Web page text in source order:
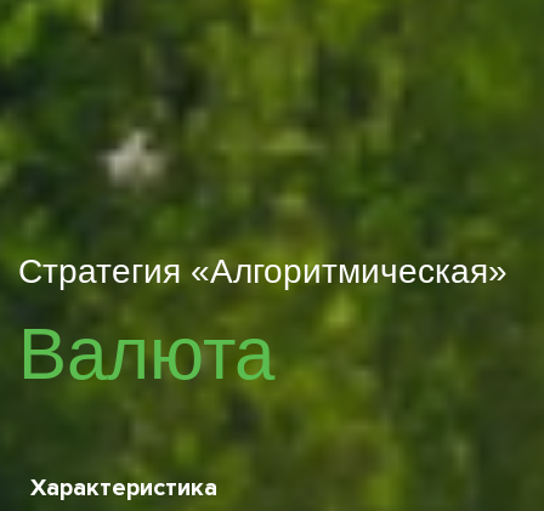
Стратегия «Алгоритмическая»
Валюта
Характеристика